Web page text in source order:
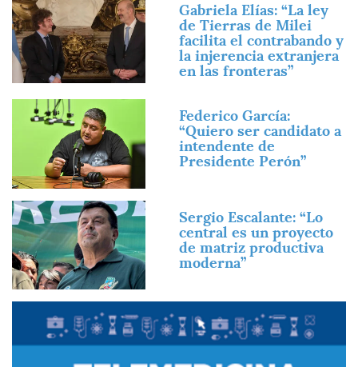
Gabriela Elías: “La ley
de Tierras de Milei
facilita el contrabando y
la injerencia extranjera
en las fronteras”
Imagen
Federico García:
“Quiero ser candidato a
intendente de
Presidente Perón”
Imagen
Sergio Escalante: “Lo
central es un proyecto
de matriz productiva
moderna”